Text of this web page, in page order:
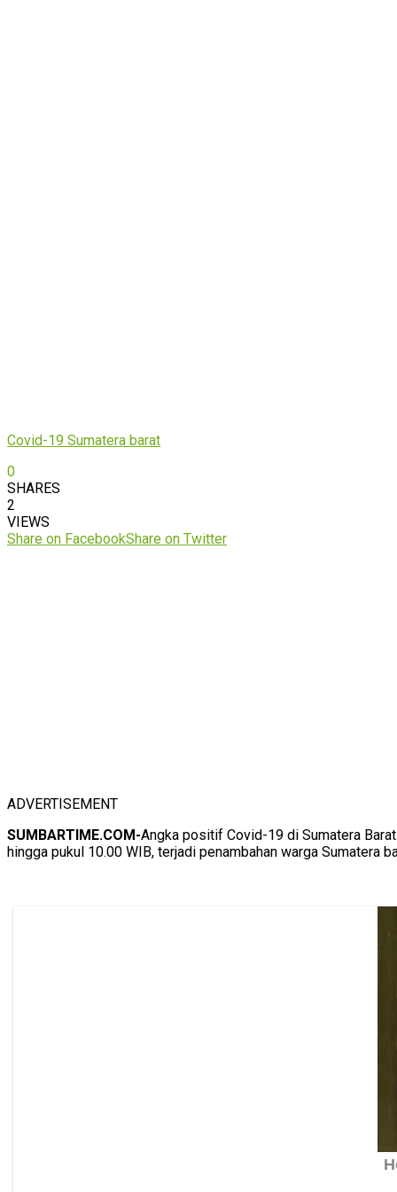
Covid-19 Sumatera barat
0
SHARES
2
VIEWS
Share on FacebookShare on Twitter
ADVERTISEMENT
SUMBARTIME.COM-Angka positif Covid-19 di Sumatera
hingga pukul 10.00 WIB, terjadi penambahan warga Sumatera